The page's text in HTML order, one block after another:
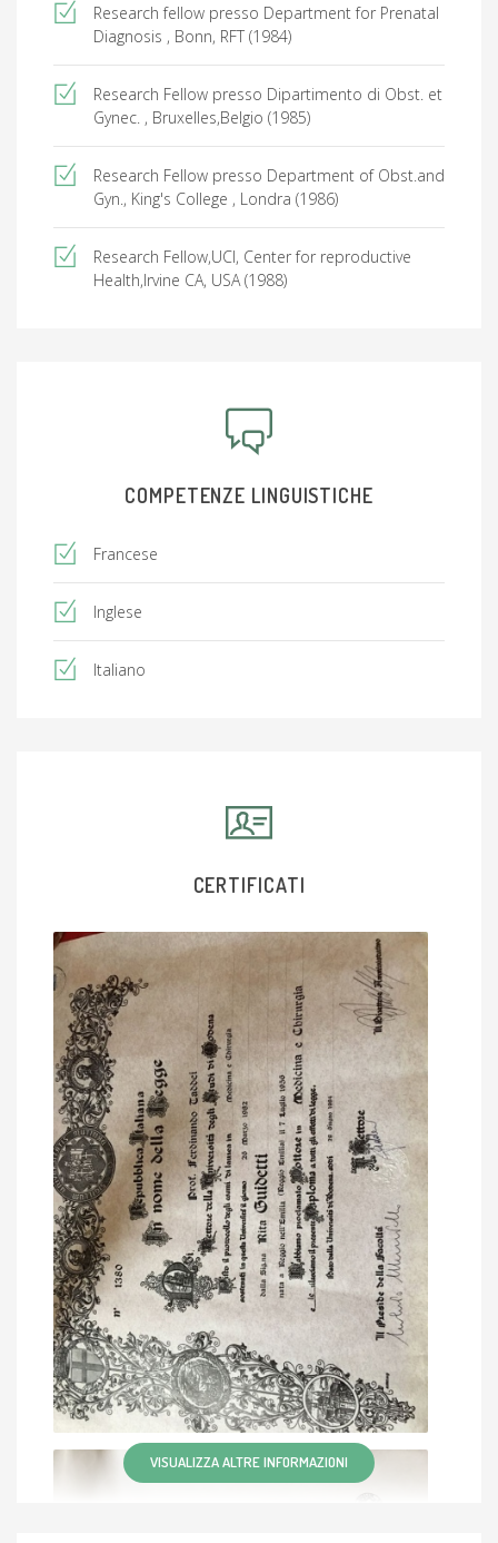
Research fellow presso Department for Prenatal
Diagnosis , Bonn, RFT (1984)
Research Fellow presso Dipartimento di Obst. et
Gynec. , Bruxelles,Belgio (1985)
Research Fellow presso Department of Obst.and
Gyn., King's College , Londra (1986)
Research Fellow,UCI, Center for reproductive
Health,Irvine CA, USA (1988)
COMPETENZE LINGUISTICHE
Francese
Inglese
Italiano
CERTIFICATI
VISUALIZZA ALTRE INFORMAZIONI